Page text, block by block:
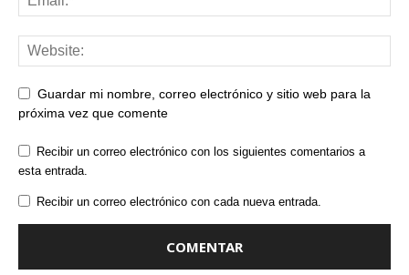
Guardar mi nombre, correo electrónico y sitio web para la
próxima vez que comente
Recibir un correo electrónico con los siguientes comentarios a
esta entrada.
Recibir un correo electrónico con cada nueva entrada.